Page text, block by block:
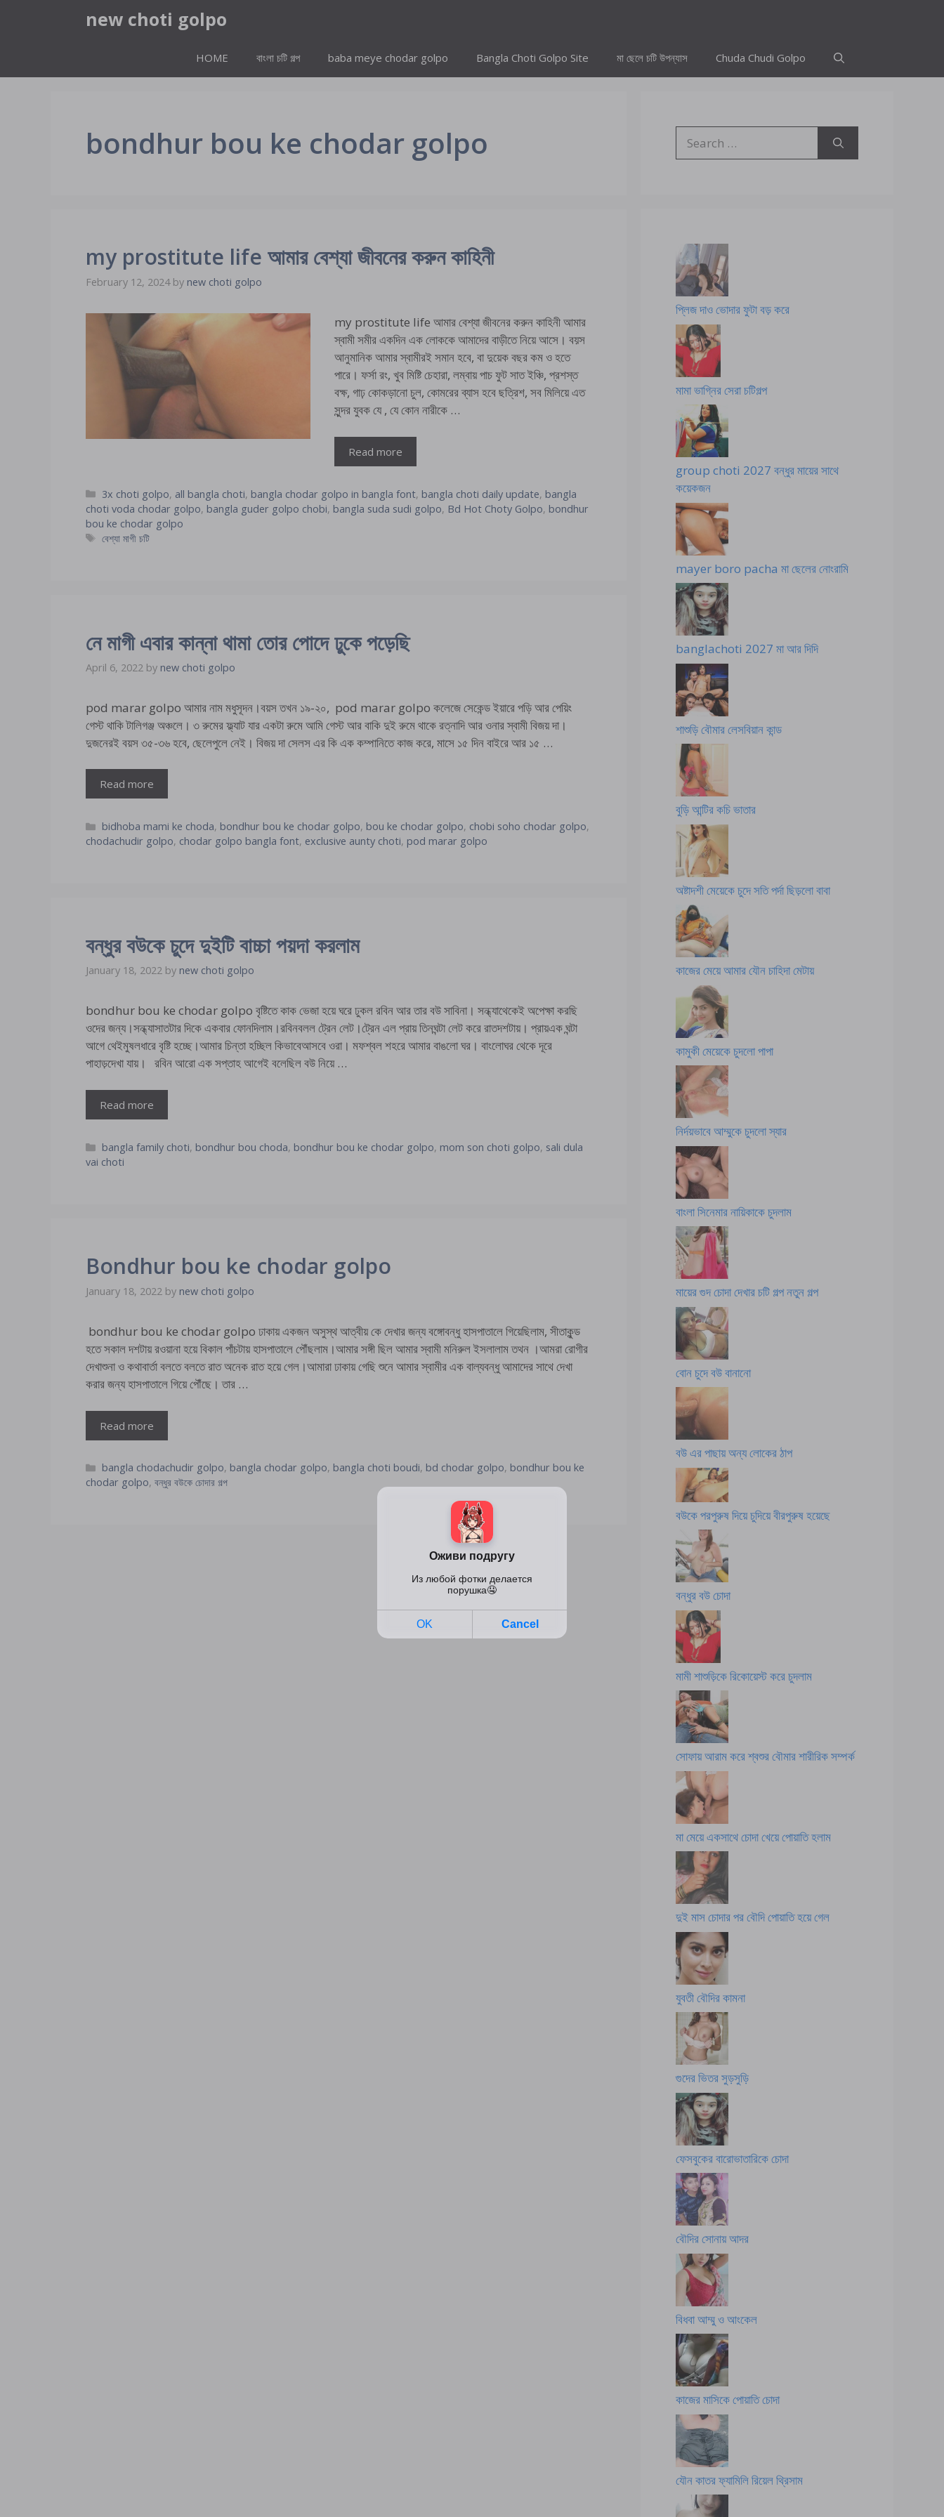
new choti golpo
HOME বাংলা চটি গল্প baba meye chodar golpo Bangla Choti Golpo Site মা ছেলে চটি উপন্যাস Chuda Chudi Golpo
bondhur bou ke chodar golpo
my prostitute life আমার বেশ্যা জীবনের করুন কাহিনী
February 12, 2024 by new choti golpo
my prostitute life আমার বেশ্যা জীবনের করুন কাহিনী আমার
স্বামী সমীর একদিন এক লোককে আমাদের বাড়ীতে নিয়ে আসে। বয়স
আনুমানিক আমার স্বামীরই সমান হবে, বা দুয়েক বছর কম ও হতে
পারে। ফর্সা রং, খুব মিষ্টি চেহারা, লম্বায় পাচ ফুট সাত ইঞ্চি, প্রশস্ত
বক্ষ, গাঢ় কোকড়ানো চুল, কোমরের ব্যাস হবে ছত্রিশ, সব মিলিয়ে এত
সুন্দর যুবক যে , যে কোন নারীকে …
Read more
Categories
3x choti golpo, all bangla choti, bangla chodar golpo in bangla font, bangla choti daily update, bangla
choti voda chodar golpo, bangla guder golpo chobi, bangla suda sudi golpo, Bd Hot Choty Golpo, bondhur
bou ke chodar golpo
Tags
বেশ্যা মাগী চটি
নে মাগী এবার কান্না থামা তোর পোদে ঢুকে পড়েছি
April 6, 2022 by new choti golpo
pod marar golpo আমার নাম মধুসূদন।বয়স তখন ১৯-২০, pod marar golpo কলেজে সেকেন্ড ইয়ারে পড়ি আর পেয়িং
গেস্ট থাকি টালিগঞ্জ অঞ্চলে। ৩ রুমের ফ্ল্যাট যার একটা রুমে আমি গেস্ট আর বাকি দুই রুমে থাকে রত্নাদি আর ওনার স্বামী বিজয় দা।
দুজনেরই বয়স ৩৫-৩৬ হবে, ছেলেপুলে নেই। বিজয় দা সেলস এর কি এক কম্পানিতে কাজ করে, মাসে ১৫ দিন বাইরে আর ১৫ …
Read more
Categories
bidhoba mami ke choda, bondhur bou ke chodar golpo, bou ke chodar golpo, chobi soho chodar golpo,
chodachudir golpo, chodar golpo bangla font, exclusive aunty choti, pod marar golpo
বন্ধুর বউকে চুদে দুইটি বাচ্চা পয়দা করলাম
January 18, 2022 by new choti golpo
bondhur bou ke chodar golpo বৃষ্টিতে কাক ভেজা হয়ে ঘরে ঢুকল রবিন আর তার বউ সাবিনা। সন্ধ্যাথেকেই অপেক্ষা করছি
ওদের জন্য।সন্ধ্যাসাতটার দিকে একবার ফোনদিলাম।রবিনবলল ট্রেন লেট।ট্রেন এল প্রায় তিনঘন্টা লেট করে রাতদশটায়। প্রায়এক ঘন্টা
আগে থেইমুষলধারে বৃষ্টি হচ্ছে।আমার চিন্তা হচ্ছিল কিভাবেআসবে ওরা। মফশ্বল শহরে আমার বাঙলো ঘর। বাংলোঘর থেকে দূরে
পাহাড়দেখা যায়। রবিন আরো এক সপ্তাহ আগেই বলেছিল বউ নিয়ে …
Read more
Categories
bangla family choti, bondhur bou choda, bondhur bou ke chodar golpo, mom son choti golpo, sali dula
vai choti
Bondhur bou ke chodar golpo
January 18, 2022 by new choti golpo
bondhur bou ke chodar golpo ঢাকায় একজন অসুস্থ আত্বীয় কে দেখার জন্য বঙ্গোবন্ধু হাসপাতালে গিয়েছিলাম, সীতাকুন্ড
হতে সকাল দশটায় রওয়ানা হয়ে বিকাল পাঁচটায় হাসপাতালে পৌঁছলাম।আমার সঙ্গী ছিল আমার স্বামী মনিরুল ইসলালাম তথন ।আমরা রোগীর
দেখাশুনা ও কথাবার্তা বলতে বলতে রাত অনেক রাত হয়ে গেল।আমারা ঢাকায় গেছি শুনে আমার স্বামীর এক বাল্যবন্ধু আমাদের সাথে দেখা
করার জন্য হাসপাতালে গিয়ে পৌঁছে। তার …
Read more
Categories
bangla chodachudir golpo, bangla chodar golpo, bangla choti boudi, bd chodar golpo, bondhur bou ke
chodar golpo, বন্ধুর বউকে চোদার গল্প
for:
প্লিজ দাও ভোদার ফুটা বড় করে
মামা ভাগ্নির সেরা চটিগল্প
group choti 2027 বন্ধুর মায়ের সাথে
কয়েকজন
mayer boro pacha মা ছেলের নোংরামি
banglachoti 2027 মা আর দিদি
শাশুড়ি বৌমার লেসবিয়ান কান্ড
বুড়ি আন্টির কচি ভাতার
অষ্টাদশী মেয়েকে চুদে সতি পর্দা ছিড়লো বাবা
কাজের মেয়ে আমার যৌন চাহিদা মেটায়
কামুকী মেয়েকে চুদলো পাপা
নির্দয়ভাবে আম্মুকে চুদলো স্যার
বাংলা সিনেমার নায়িকাকে চুদলাম
মায়ের গুদ চোদা দেখার চটি গল্প নতুন গল্প
বোন চুদে বউ বানানো
বউ এর পাছায় অন্য লোকের ঠাপ
বউকে পরপুরুষ দিয়ে চুদিয়ে বীরপুরুষ হয়েছে
বন্ধুর বউ চোদা
মামী শাশুড়িকে রিকোয়েস্ট করে চুদলাম
সোফায় আরাম করে শ্বশুর বৌমার শারীরিক সম্পর্ক
মা মেয়ে একসাথে চোদা খেয়ে পোয়াতি হলাম
দুই মাস চোদার পর বৌদি পোয়াতি হয়ে গেল
যুবতী বৌদির কামনা
গুদের ভিতর সুড়সুড়ি
ফেসবুকের বারোভাতারিকে চোদা
বৌদির সোনায় আদর
বিধবা আম্মু ও আংকেল
কাজের মাসিকে পোয়াতি চোদা
যৌন কাতর ফ্যামিলি রিয়েল থ্রিসাম